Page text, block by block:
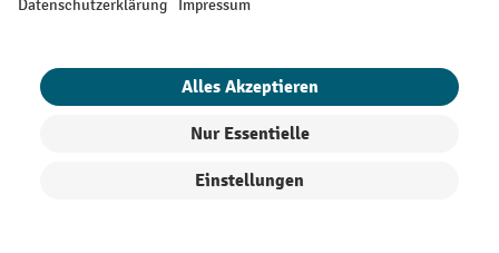
Zum Newsletter anmelden und bis
zu -10 % Willkommensgutschein²